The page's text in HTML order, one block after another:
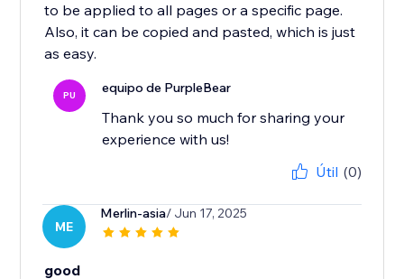
to be applied to all pages or a specific page.
Also, it can be copied and pasted, which is just
as easy.
PU equipo de PurpleBear
Thank you so much for sharing your
experience with us!
Útil (0)
ME
Merlin-asia/ Jun 17, 2025
good